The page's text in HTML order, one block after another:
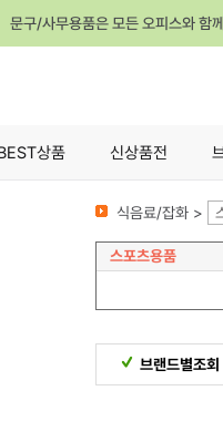
구/사무용품은 모든 오피스와 함
상품 신상품전
식음료/잡화 >
스포츠용품
브랜드별조회